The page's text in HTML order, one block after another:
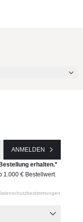
ganz in Ruhe in
ANMELDEN
erhalten.*
1.000 € Bestellwert.